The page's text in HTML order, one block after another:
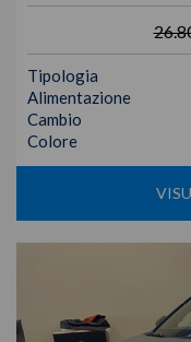
Tipologia
Alimentazione
Cambio
Colore